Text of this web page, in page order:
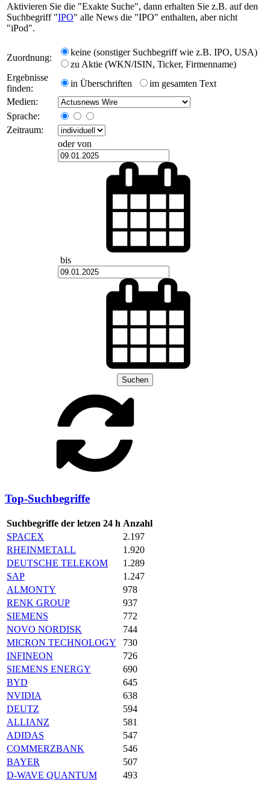
Aktivieren Sie die "Exakte Suche", dann erhalten Sie z.B. auf den
Suchbegriff "IPO" alle News die "IPO" enthalten, aber nicht
"iPod".
Zuordnung:
keine (sonstiger Suchbegriff wie z.B. IPO, USA)
zu Aktie (WKN/ISIN, Ticker, Firmenname)
Ergebnisse
finden:
in Überschriften
im gesamten Text
Medien:
Sprache:
Zeitraum:
oder von
bis
Suchen
Top-Suchbegriffe
Suchbegriffe der letzen 24 h Anzahl
SPACEX
2.197
RHEINMETALL
1.920
DEUTSCHE TELEKOM
1.289
SAP
1.247
ALMONTY
978
RENK GROUP
937
SIEMENS
772
NOVO NORDISK
744
MICRON TECHNOLOGY
730
INFINEON
726
SIEMENS ENERGY
690
BYD
645
NVIDIA
638
DEUTZ
594
ALLIANZ
581
ADIDAS
547
COMMERZBANK
546
BAYER
507
D-WAVE QUANTUM
493